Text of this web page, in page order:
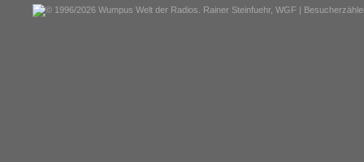
© 1996/2026 Wumpus Welt der Radios. Rainer Steinfuehr, WGF |